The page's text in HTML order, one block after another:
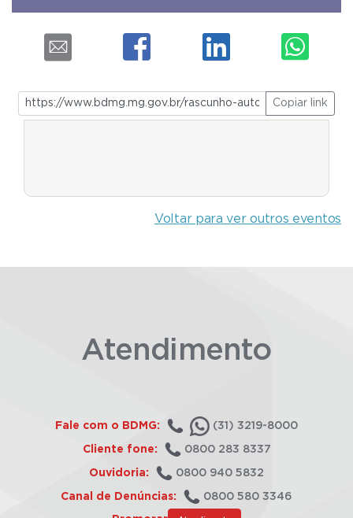
Copiar link
Voltar para ver outros eventos
Atendimento
Fale com o BDMG: (31) 3219-8000
Cliente fone: 0800 283 8337
Ouvidoria: 0800 940 5832
Canal de Denúncias: 0800 580 3346